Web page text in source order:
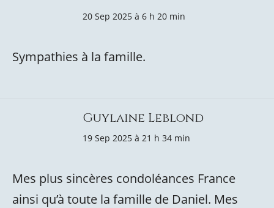
20 Sep 2025 à 6 h 20 min
Sympathies à la famille.
Guylaine Leblond
19 Sep 2025 à 21 h 34 min
Mes plus sincères condoléances France
ainsi qu’à toute la famille de Daniel. Mes